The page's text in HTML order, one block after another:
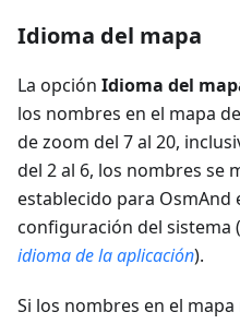
Idioma del mapa
La opción Idioma del
los nombres en el mapa
de zoom del 7 al 20,
del 2 al 6, los nombres se
establecido para OsmAnd
configuración del sistema
idioma de la aplicación).
Si los nombres en el